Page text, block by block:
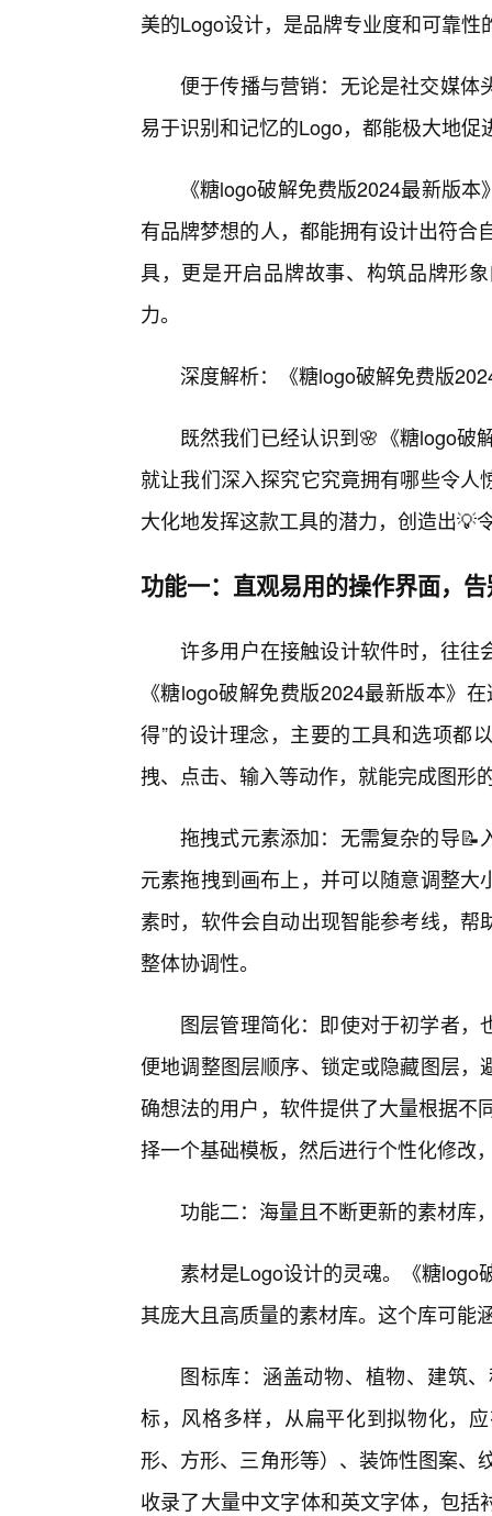
美的Logo设计，是品牌专业度和可靠
便于传播与营销：无论是社交媒体
易于识别和记忆的Logo，都能极大地促
《糖logo破解免费版2024最新版
有品牌梦想的人，都能拥有设计出符合
具，更是开启品牌故事、构筑品牌形
力。
深度解析：《糖logo破解免费版
既然我们已经认识到🌸《糖logo破
就让我们深入探究它究竟拥有哪些令
大化地发挥这款工具的潜力，创造出💡
功能一：直观易用的操作界面，
许多用户在接触设计软件时，往往
《糖logo破解免费版2024最新版本》
得”的设计理念，主要的工具和选项都
拽、点击、输入等动作，就能完成图形
拖拽式元素添加：无需复杂的导📝
元素拖拽到画布上，并可以随意调整
素时，软件会自动出现智能参考线，
整体协调性。
图层管理简化：即使对于初学者
便地调整图层顺序、锁定或隐藏图层
确想法的用户，软件提供了大量根据不
择一个基础模板，然后进行个性化修改
功能二：海量且不断更新的素材库
素材是Logo设计的灵魂。《糖
其庞大且高质量的素材库。这个库可能
图标库：涵盖动物、植物、建筑
标，风格多样，从扁平化到拟物化，
形、方形、三角形等）、装饰性图案、
收录了大量中文字体和英文字体，包